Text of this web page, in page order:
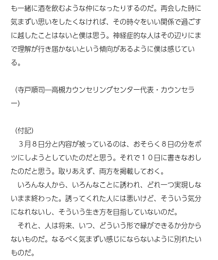
も一緒に酒を飲むような仲になったりするのだ。再会した時に
気まずい思いをしたくなければ、その時々をいい関係で過ごす
に越したことはないと僕は思う。神経症的な人はその辺りにま
で理解が行き届かないという傾向があるように僕は感じてい
る。
（寺戸順司―高槻カウンセリングセンター代表・カウンセラ
ー）
（付記）
３月８日分と内容が被っているのは、おそらく８日の分をボ
ツにしようとしていたのだと思う。それで１０日に書きなおし
たのだと思う。取りあえず、両方を掲載しておく。
いろんな人から、いろんなことに誘われ、どれ一つ実現しな
いまま終わった。誘ってくれた人には悪いけど、そういう気分
になれないし、そういう生き方を目指していないのだ。
それと、人は将来、いつ、どういう形で縁ができるか分から
ないものだ。なるべく気まずい感じにならないように別れたい
ものだ。